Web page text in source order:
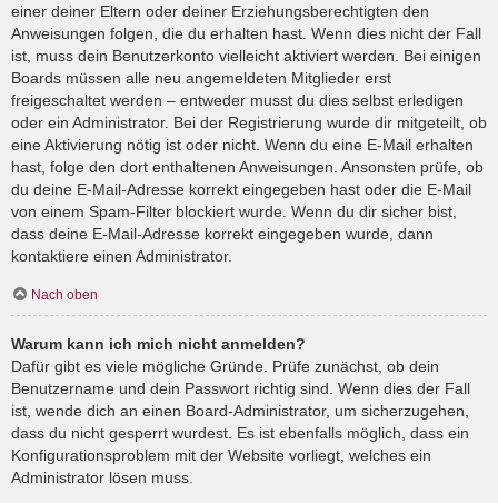
einer deiner Eltern oder deiner Erziehungsberechtigten den
Anweisungen folgen, die du erhalten hast. Wenn dies nicht der Fall
ist, muss dein Benutzerkonto vielleicht aktiviert werden. Bei einigen
Boards müssen alle neu angemeldeten Mitglieder erst
freigeschaltet werden – entweder musst du dies selbst erledigen
oder ein Administrator. Bei der Registrierung wurde dir mitgeteilt, ob
eine Aktivierung nötig ist oder nicht. Wenn du eine E-Mail erhalten
hast, folge den dort enthaltenen Anweisungen. Ansonsten prüfe, ob
du deine E-Mail-Adresse korrekt eingegeben hast oder die E-Mail
von einem Spam-Filter blockiert wurde. Wenn du dir sicher bist,
dass deine E-Mail-Adresse korrekt eingegeben wurde, dann
kontaktiere einen Administrator.
Nach oben
Warum kann ich mich nicht anmelden?
Dafür gibt es viele mögliche Gründe. Prüfe zunächst, ob dein
Benutzername und dein Passwort richtig sind. Wenn dies der Fall
ist, wende dich an einen Board-Administrator, um sicherzugehen,
dass du nicht gesperrt wurdest. Es ist ebenfalls möglich, dass ein
Konfigurationsproblem mit der Website vorliegt, welches ein
Administrator lösen muss.